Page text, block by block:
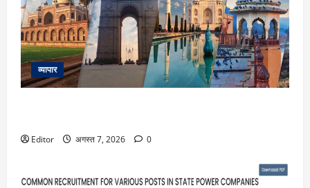
व्यापार
Editor अगस्त 7, 2026 0